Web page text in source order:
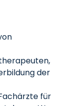
der
für